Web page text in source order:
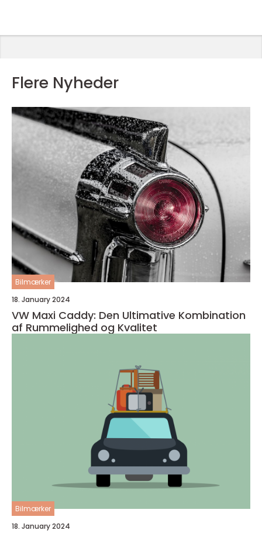
Flere Nyheder
Bilmærker
18. January 2024
VW Maxi Caddy: Den Ultimative Kombination
af Rummelighed og Kvalitet
Bilmærker
18. January 2024